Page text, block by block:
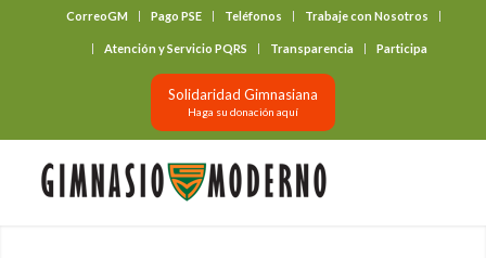
CorreoGM Pago PSE Teléfonos Trabaje con Nosotros
Atención y Servicio PQRS Transparencia Participa
Solidaridad Gimnasiana
Haga su donación aquí